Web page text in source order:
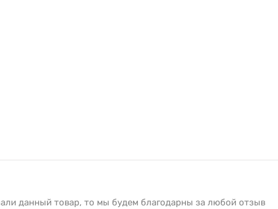
данный товар, то мы будем благодарны за любой отзыв